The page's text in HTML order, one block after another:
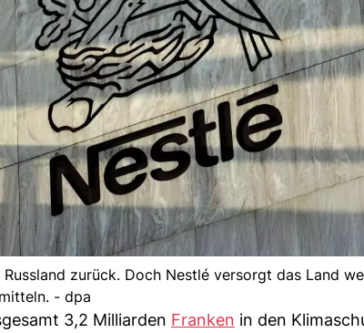
zurück. Doch Nestlé versorgt das Land
- dpa
3,2 Milliarden Franken in den